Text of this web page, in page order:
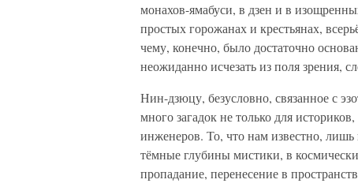
монахов-ямабуси, в дзен и в
простых горожанах и крестьянах,
чему, конечно, было достаточно
неожиданно исчезать из поля зрения,
Нин-дзюцу, безусловно, связанное с
много загадок не только для
инженеров. То, что нам известно, лишь
тёмные глубины мистики, в
пропадание, перенесение в